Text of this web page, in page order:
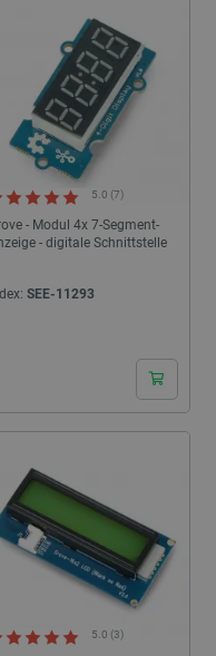
Kaffee zu trinken und in
nämlich Botland.
- Modul 4x 7-Segment-
- digitale Schnittstelle
5.0 (7)
SEE-11293
5.0 (3)